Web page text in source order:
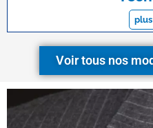
Voir tous nos